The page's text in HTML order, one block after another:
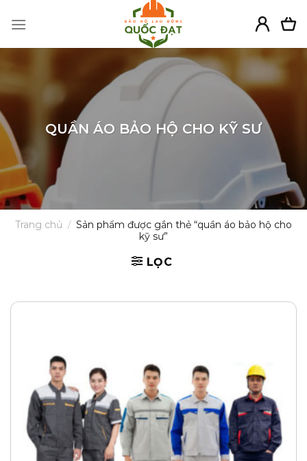
QUẦN ÁO BẢO HỘ CHO KỸ SƯ
Trang chủ / Sản phẩm được gắn thẻ “quần áo bảo hộ cho
kỹ sư”
LỌC